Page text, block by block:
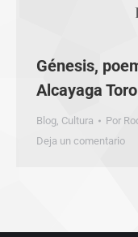
Génesis,
Alcayaga Toro
Blog, Cultura Por
Deja un comentario